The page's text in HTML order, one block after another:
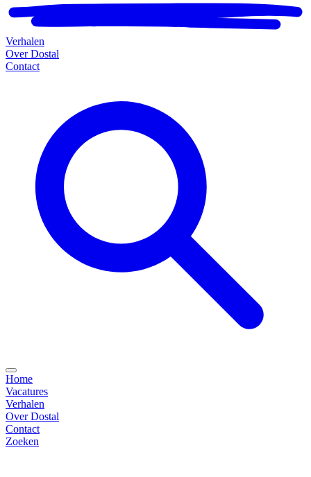
Verhalen
Over Dostal
Contact
Home
Vacatures
Verhalen
Over Dostal
Contact
Zoeken